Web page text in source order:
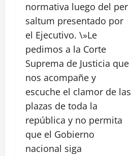
normativa luego del per
saltum presentado por
el Ejecutivo. \»Le
pedimos a la Corte
Suprema de Justicia que
nos acompañe y
escuche el clamor de las
plazas de toda la
república y no permita
que el Gobierno
nacional siga